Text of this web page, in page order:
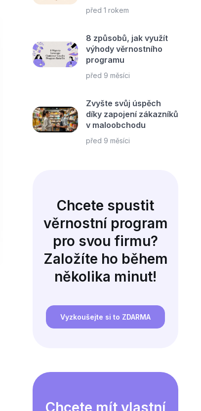
před 1 rokem
8 způsobů, jak využít
výhody věrnostního
programu
před 9 měsíci
Zvyšte svůj úspěch
díky zapojení zákazníků
v maloobchodu
před 9 měsíci
Chcete spustit
věrnostní program
pro svou firmu?
Založíte ho během
několika minut!
Vyzkoušejte si to ZDARMA